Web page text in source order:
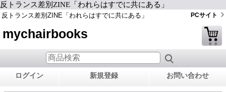
反トランス差別ZINE「われらはすでに共にある」
反トランス差別ZINE「われらはすでに共にある」 PCサイト
mychairbooks
ログイン 新規登録 お問い合わせ